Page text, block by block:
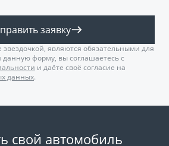
заявку
являются обязательными для
форму, вы соглашаетесь с
и даёте своё согласие на
данных.
свой автомобиль